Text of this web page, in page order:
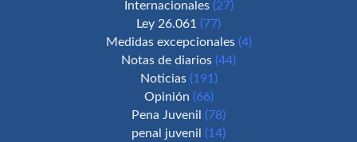
Internacionales(27)
Ley 26.061 (77)
Medidas excepcionales(4)
Notas de diarios (44)
Noticias(191)
Opinión (66)
Pena Juvenil (78)
penal juvenil (14)